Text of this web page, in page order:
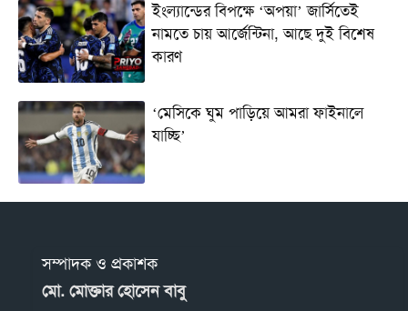
ইংল্যান্ডের বিপক্ষে ‘অপয়া’ জার্সিতেই
নামতে চায় আর্জেন্টিনা, আছে দুই বিশেষ
কারণ
‘মেসিকে ঘুম পাড়িয়ে আমরা ফাইনালে
যাচ্ছি’
সম্পাদক ও প্রকাশক
মো. মোক্তার হোসেন বাবু